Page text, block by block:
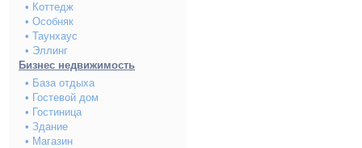
• Коттедж
• Особняк
• Таунхаус
• Эллинг
Бизнес недвижимость
• База отдыха
• Гостевой дом
• Гостиница
• Здание
• Магазин